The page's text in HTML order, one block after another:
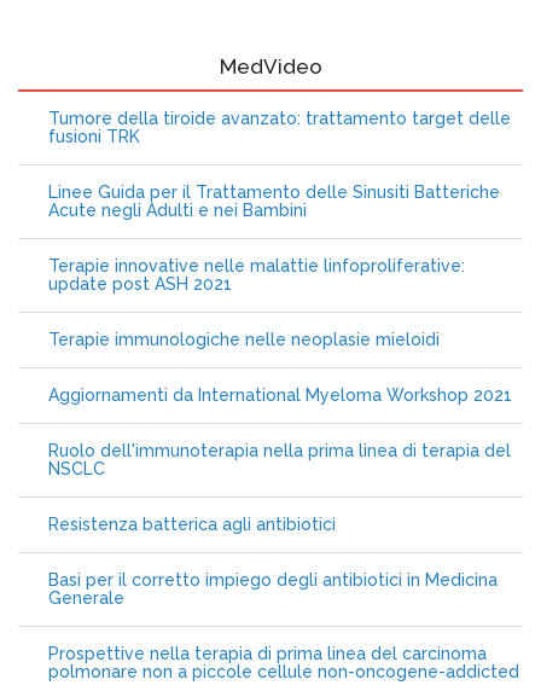
MedVideo
Tumore della tiroide avanzato: trattamento target delle
fusioni TRK
Linee Guida per il Trattamento delle Sinusiti Batteriche
Acute negli Adulti e nei Bambini
Terapie innovative nelle malattie linfoproliferative:
update post ASH 2021
Terapie immunologiche nelle neoplasie mieloidi
Aggiornamenti da International Myeloma Workshop 2021
Ruolo dell'immunoterapia nella prima linea di terapia del
NSCLC
Resistenza batterica agli antibiotici
Basi per il corretto impiego degli antibiotici in Medicina
Generale
Prospettive nella terapia di prima linea del carcinoma
polmonare non a piccole cellule non-oncogene-addicted